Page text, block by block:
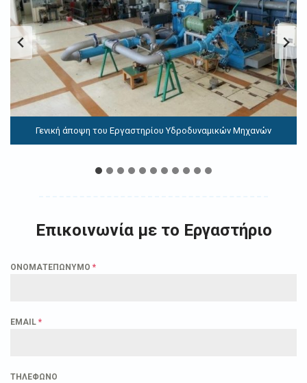
Γενική άποψη του Εργαστηρίου Υδροδυναμικών Μηχανών
Επικοινωνία με το Εργαστήριο
ΟΝΟΜΑΤΕΠΩΝΥΜΟ *
EMAIL *
ΤΗΛΕΦΩΝΟ